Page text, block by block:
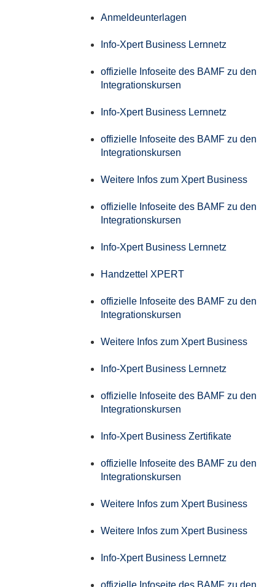
Anmeldeunterlagen
Info-Xpert Business Lernnetz
offizielle Infoseite des BAMF zu den
Integrationskursen
Info-Xpert Business Lernnetz
offizielle Infoseite des BAMF zu den
Integrationskursen
Weitere Infos zum Xpert Business
offizielle Infoseite des BAMF zu den
Integrationskursen
Info-Xpert Business Lernnetz
Handzettel XPERT
offizielle Infoseite des BAMF zu den
Integrationskursen
Weitere Infos zum Xpert Business
Info-Xpert Business Lernnetz
offizielle Infoseite des BAMF zu den
Integrationskursen
Info-Xpert Business Zertifikate
offizielle Infoseite des BAMF zu den
Integrationskursen
Weitere Infos zum Xpert Business
Weitere Infos zum Xpert Business
Info-Xpert Business Lernnetz
offizielle Infoseite des BAMF zu den